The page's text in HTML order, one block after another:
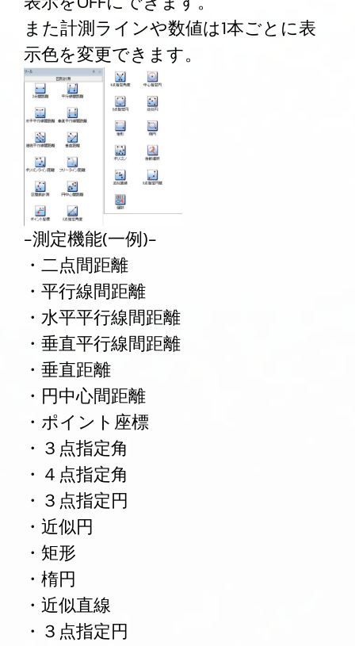
また計測ラインや数値は1本ごとに表
示色を変更できます。
-測定機能(一例)-
・二点間距離
・平行線間距離
・水平平行線間距離
・垂直平行線間距離
・垂直距離
・円中心間距離
・ポイント座標
・３点指定角
・４点指定角
・３点指定円
・近似円
・矩形
・楕円
・近似直線
・３点指定円